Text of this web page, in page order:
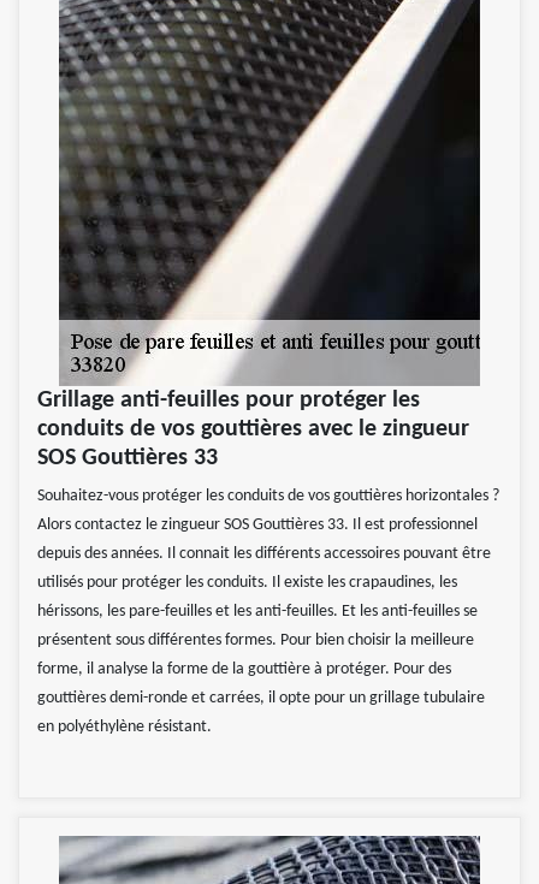
Grillage anti-feuilles pour protéger les
conduits de vos gouttières avec le zingueur
SOS Gouttières 33
Souhaitez-vous protéger les conduits de vos gouttières horizontales ?
Alors contactez le zingueur SOS Gouttières 33. Il est professionnel
depuis des années. Il connait les différents accessoires pouvant être
utilisés pour protéger les conduits. Il existe les crapaudines, les
hérissons, les pare-feuilles et les anti-feuilles. Et les anti-feuilles se
présentent sous différentes formes. Pour bien choisir la meilleure
forme, il analyse la forme de la gouttière à protéger. Pour des
gouttières demi-ronde et carrées, il opte pour un grillage tubulaire
en polyéthylène résistant.